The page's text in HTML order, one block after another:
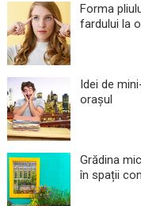
Forma
fardului la
Idei de
orașul
Grădina
în spații